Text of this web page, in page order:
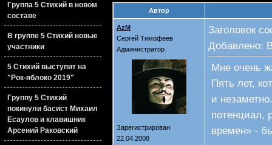
Автор
AzM
Сергей Тимофеев
Администратор
Зарегистрирован:
22.04.2008
Заголовок
Добавлено:
Мне очень
Пять лет,
и
потенциал,
времен» -
Группа 5 Стихий в новом
составе
В группе 5 Стихий новые
участники
5 Стихий выступит на
"Рок-яблоко 2019"
Группу 5 Стихий
покинули басист Михаил
Есаулов и клавишник
Арсений Раковский